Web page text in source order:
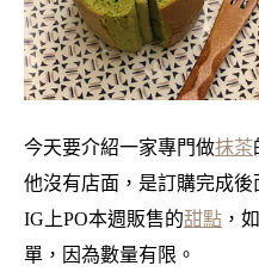
今天要介紹一家專門做抹茶
他沒有店面，是訂購完成後
IG上PO本週販售的甜點 ，
單， 因為數量有限。